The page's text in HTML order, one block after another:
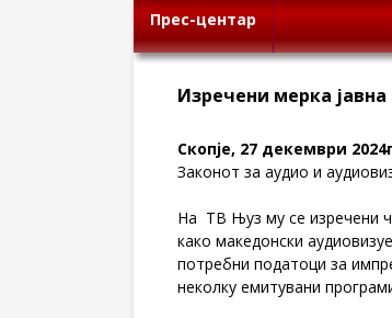
Прес-центар
Изречени мерка
Скопје, 27 декември
Законот за аудио и
На ТВ Њуз му се изречени
како македонски
потребни податоци за
неколку емитувани